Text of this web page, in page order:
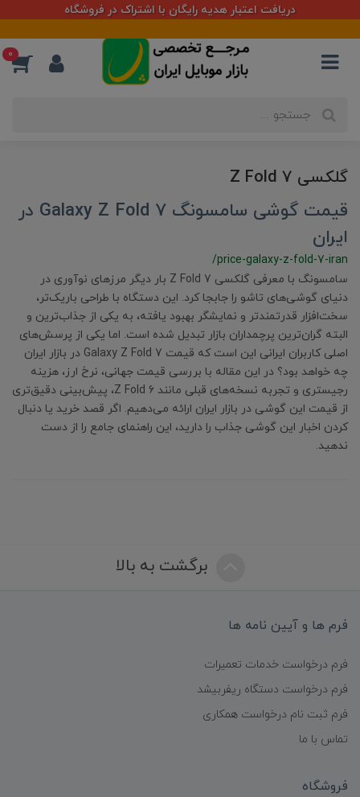
دریافت اعتبار هدیه رایگان با اشتراک در فروشگاه
0
گلکسی Z Fold 7
قیمت گوشی سامسونگ Galaxy Z Fold 7 در
ایران
/price-galaxy-z-fold-7-iran
سامسونگ با معرفی گلکسی Z Fold 7 بار دیگر مرزهای نوآوری در
دنیای گوشی‌های تاشو را جابجا کرد. این دستگاه با طراحی باریک‌تر،
سخت‌افزار قدرتمندتر و نمایشگر بهبود یافته، به یکی از جذاب‌ترین و
البته گران‌ترین پرچمداران بازار تبدیل شده است. اما یکی از پرسش‌های
اصلی کاربران ایرانی این است که قیمت Galaxy Z Fold 7 در بازار ایران
چه خواهد بود؟ در این مقاله با بررسی قیمت جهانی، نرخ ارز، هزینه
رجیستری و تجربه نسخه‌های قبلی مانند Z Fold 6، پیش‌بینی دقیق‌تری
از قیمت این گوشی در بازار ایران ارائه می‌دهیم. اگر قصد خرید یا دنبال
کردن اخبار این گوشی جذاب را دارید، این راهنمای جامع را از دست
ندهید.
برگشت به بالا
فرم ها و آیین نامه ها
فرم درخواست خدمات تعمیرات
فرم درخواست دستگاه ریفربیشد
فرم ثبت نام درخواست همکاری
تماس با ما
فروشگاه